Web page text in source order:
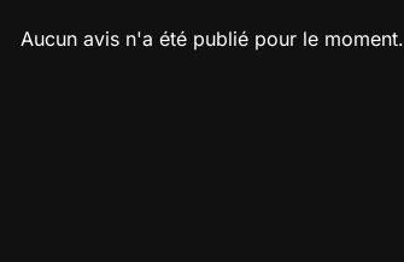
Aucun avis n'a été publié pour le moment.